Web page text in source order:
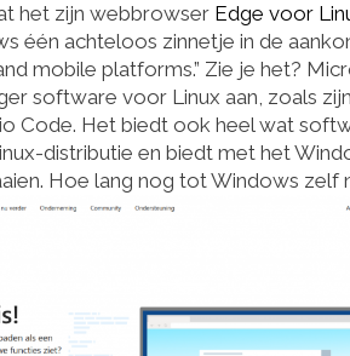
het zijn webbrowser Edge voor
één achteloos zinnetje in de
mobile platforms.” Zie je het?
software voor Linux aan, zoals
Code. Het biedt ook heel wat
distributie en biedt met het
Hoe lang nog tot Windows zelf